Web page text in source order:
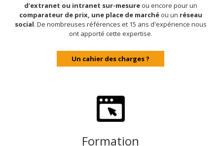
d'extranet ou intranet sur-mesureou encore pour un
comparateur de prix, une place de marchéou un réseau
social. De nombreuses références et 15 ans d'expérience nous
ont apporté cette expertise.
Un cahier des charges ?
Formation